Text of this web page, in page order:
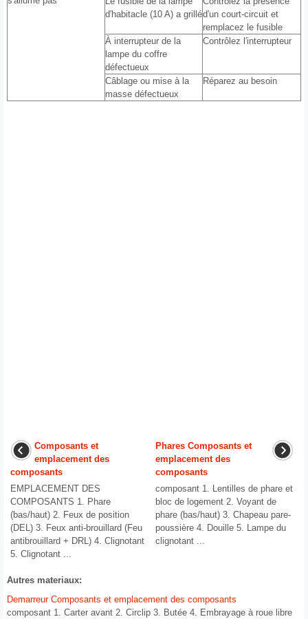
d′habitacle (10 A) a grilléd′un court-circuit et
remplacez le fusible
À interrupteur de la
lampe du coffre
défectueux
Contrôlez l′interrupteur
Câblage ou mise à la
masse défectueux
Réparez au besoin
Composants et
emplacement des
composants
EMPLACEMENT DES
COMPOSANTS 1. Phare
(bas/haut) 2. Feux de position
(DEL) 3. Feux anti-brouillard (Feu
antibrouillard + DRL) 4. Clignotant
5. Clignotant ...
Phares Composants et
emplacement des
composants
composant 1. Lentilles de phare et
bloc de logement 2. Voyant de
phare (bas/haut) 3. Chapeau pare-
poussière 4. Douille 5. Lampe du
clignotant ...
Autres materiaux:
Demarreur Composants et emplacement des composants
composant 1. Carter avant 2. Circlip 3. Butée 4. Embrayage à roue libre